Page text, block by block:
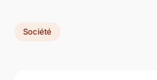
Société